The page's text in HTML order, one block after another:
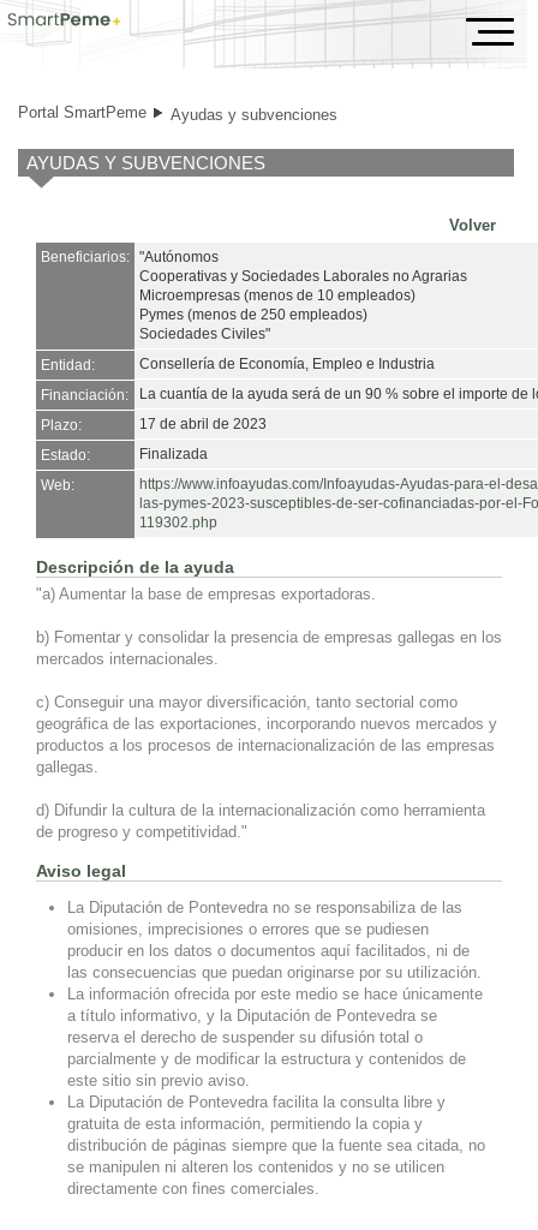
Ayudas y subvenciones
Portal SmartPeme Ayudas y subvenciones
AYUDAS Y SUBVENCIONES
Volver
Beneficiarios: "Autónomos
Cooperativas y Sociedades Laborales no Agrarias
Microempresas (menos de 10 empleados)
Pymes (menos de 250 empleados)
Sociedades Civiles"
Entidad:
Consellería de Economía, Empleo e Industria
Financiación:
La cuantía de la ayuda será de un 90 % sobre el importe de
Plazo:
17 de abril de 2023
Estado:
Finalizada
Web:
https://www.infoayudas.com/Infoayudas-Ayudas-para-el-
las-pymes-2023-susceptibles-de-ser-cofinanciadas-por-el-
119302.php
Descripción de la ayuda
"a) Aumentar la base de empresas exportadoras.
b) Fomentar y consolidar la presencia de empresas gallegas en los
mercados internacionales.
c) Conseguir una mayor diversificación, tanto sectorial como
geográfica de las exportaciones, incorporando nuevos mercados y
productos a los procesos de internacionalización de las empresas
gallegas.
d) Difundir la cultura de la internacionalización como herramienta
de progreso y competitividad."
Aviso legal
La Diputación de Pontevedra no se responsabiliza de las
omisiones, imprecisiones o errores que se pudiesen
producir en los datos o documentos aquí facilitados, ni de
las consecuencias que puedan originarse por su utilización.
La información ofrecida por este medio se hace únicamente
a título informativo, y la Diputación de Pontevedra se
reserva el derecho de suspender su difusión total o
parcialmente y de modificar la estructura y contenidos de
este sitio sin previo aviso.
La Diputación de Pontevedra facilita la consulta libre y
gratuita de esta información, permitiendo la copia y
distribución de páginas siempre que la fuente sea citada, no
se manipulen ni alteren los contenidos y no se utilicen
directamente con fines comerciales.